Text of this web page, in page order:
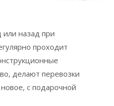
или назад при
проходит
делают перевозки
с подарочной